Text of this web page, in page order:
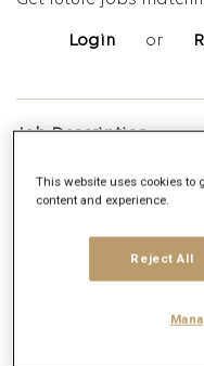
Login or
Job Description
Company description
Fondata nel 1926 da
oggi il primo gruppo di
This website uses cookies to
content and experience.
Reject All